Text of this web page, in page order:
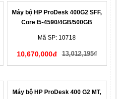
Máy bộ HP ProDesk 400G2 SFF,
Core I5-4590/4GB/500GB
Mã SP: 10718
10,670,000đ 13,012,195₫
Máy bộ HP ProDesk 400 G2 MT,